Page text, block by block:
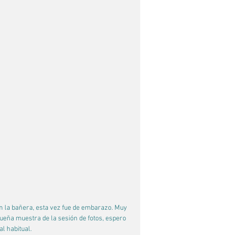
la bañera, esta vez fue de embarazo. Muy
muestra de la sesión de fotos, espero
habitual.